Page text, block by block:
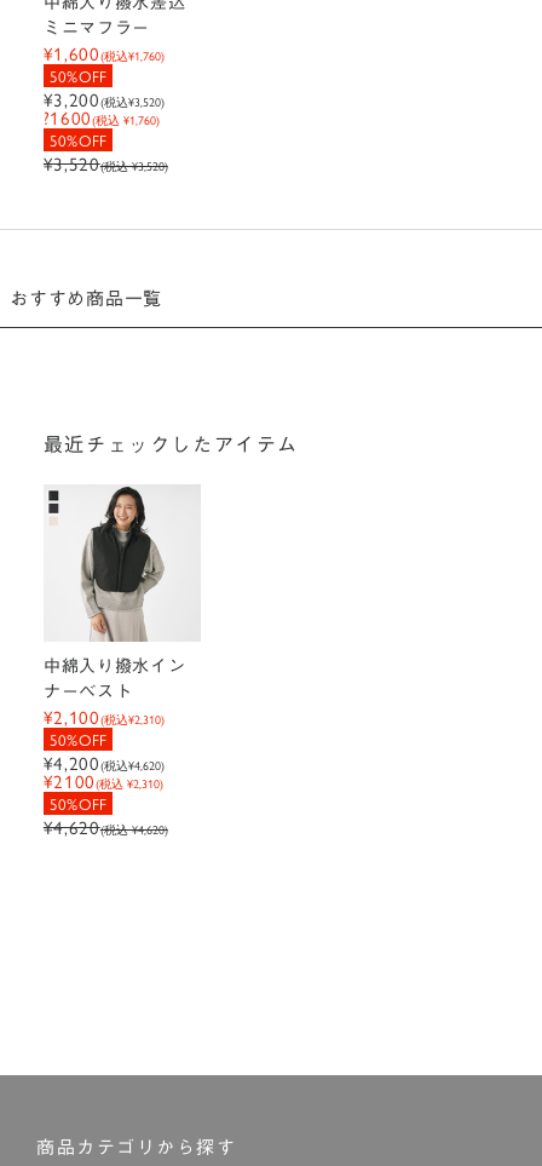
ミニマフラー
¥1,600(税込¥1,760)
50%OFF
¥3,200(税込¥3,520)
?1600(税込 ¥1,760)
50%OFF
¥3,520(税込 ¥3,520)
おすすめ商品一覧
最近チェックしたアイテム
中綿入り撥水イン
ナーベスト
¥2,100(税込¥2,310)
50%OFF
¥4,200(税込¥4,620)
¥2100(税込 ¥2,310)
50%OFF
¥4,620(税込 ¥4,620)
商品カテゴリから探す